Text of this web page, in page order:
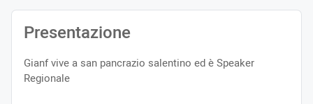
Presentazione
Gianf vive a san pancrazio salentino ed è Speaker
Regionale